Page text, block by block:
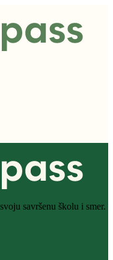
savršenu školu i smer.